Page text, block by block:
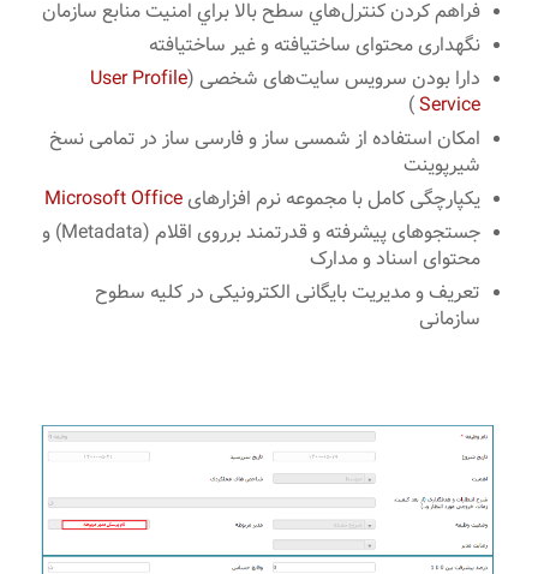
ﻓﺮاﻫﻢ ﮐﺮدن ﮐﻨﺘﺮلﻫﺎي ﺳﻄﺢ ﺑﺎﻻ ﺑﺮاي اﻣﻨﯿﺖ ﻣﻨﺎﺑﻊ ﺳﺎزﻣﺎن
نگهداری محتوای ساختیافته و غیر ساختیافته
دارا بودن سرویس سایت‌های شخصی (User Profile
Service
)
امکان استفاده از شمسی ساز و فارسی ساز در تمامی نسخ
شیرپوینت
یکپارچگی کامل با مجموعه نرم افزارهایMicrosoft Office
جستجوهای پیشرفته و قدرتمند برروی اقلام (Metadata) و
محتوای اسناد و مدارک
تعریف و مدیریت بایگانی الكترونیكی در کلیه سطوح
سازمانی